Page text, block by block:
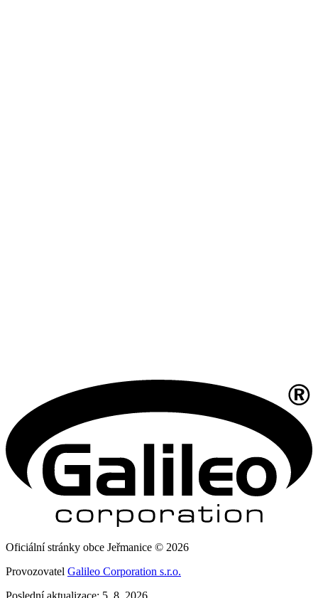
Oficiální stránky obce Jeřmanice © 2026
Provozovatel Galileo Corporation s.r.o.